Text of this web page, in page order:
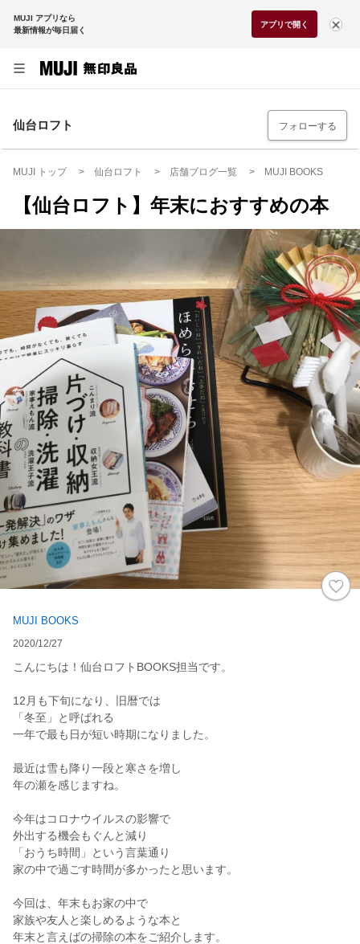
MUJI アプリなら
最新情報が毎日届く
アプリで開く
仙台ロフト フォローする
MUJI トップ 仙台ロフト 店舗ブログ一覧 MUJI BOOKS
【仙台ロフト】年末におすすめの本
MUJI BOOKS
2020/12/27
こんにちは！仙台ロフトBOOKS担当です。
12月も下旬になり、旧暦では
「冬至」と呼ばれる
一年で最も日が短い時期になりました。
最近は雪も降り一段と寒さを増し
年の瀬を感じますね。
今年はコロナウイルスの影響で
外出する機会もぐんと減り
「おうち時間」という言葉通り
家の中で過ごす時間が多かったと思います。
今回は、年末もお家の中で
家族や友人と楽しめるような本と
年末と言えばの掃除の本をご紹介します。